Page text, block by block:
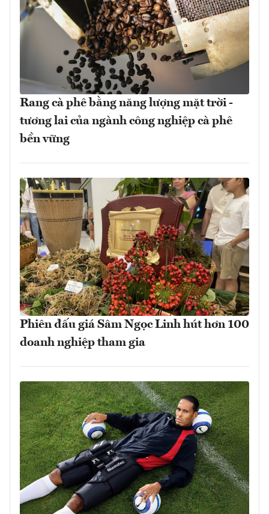
Rang cà phê bằng năng lượng mặt trời -
tương lai của ngành công nghiệp cà phê
bền vững
Phiên đấu giá Sâm Ngọc Linh hút hơn 100
doanh nghiệp tham gia